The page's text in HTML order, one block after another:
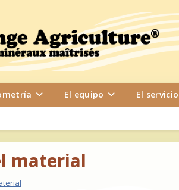
El equipo El servicio
material